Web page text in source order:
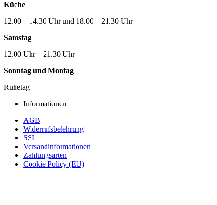
Küche
12.00 – 14.30 Uhr und 18.00 – 21.30 Uhr
Samstag
12.00 Uhr – 21.30 Uhr
Sonntag und Montag
Ruhetag
Informationen
AGB
Widerrufsbelehrung
SSL
Versandinformationen
Zahlungsarten
Cookie Policy (EU)